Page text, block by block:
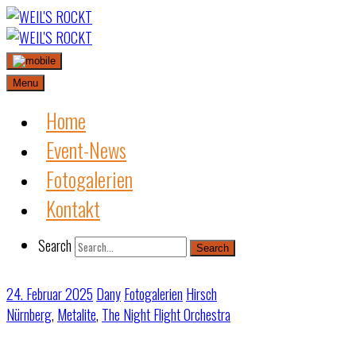
Skip
to
content
Menu
Home
Event-News
Fotogalerien
Kontakt
Search Search
24. Februar 2025 DanyFotogalerien Hirsch
Nürnberg, Metalite, The Night Flight Orchestra